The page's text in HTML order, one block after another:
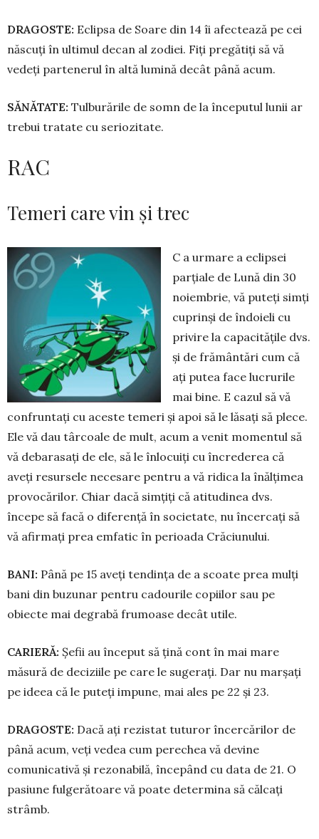
DRAGOSTE: Eclipsa de Soare din 14 îi afectează pe cei
născuți în ultimul decan al zodiei. Fiți pregătiți să vă
vedeți partenerul în altă lumină decât până acum.
SĂNĂTATE: Tulburările de somn de la în­cepu­tul lunii ar
trebui tratate cu seriozitate.
RAC
Temeri care vin și trec
C a urmare a eclipsei
parțiale de Lună din 30
noiembrie, vă puteți simți
cuprinși de îndoieli cu
privire la capacitățile dvs.
și de frământări cum că
ați putea face lucrurile
mai bine. E cazul să vă
confruntați cu aceste temeri și apoi să le lăsați să plece.
Ele vă dau târcoale de mult, acum a venit mo­men­tul să
vă debarasați de ele, să le înlocuiți cu încre­derea că
aveți resursele necesare pentru a vă ridica la înălțimea
provocărilor. Chiar dacă simțiți că atitudinea dvs.
începe să facă o diferență în societate, nu încercați să
vă afirmați prea emfatic în perioada Crăciunului.
BANI: Până pe 15 aveți tendința de a scoate prea mulți
bani din buzunar pentru cadourile co­piilor sau pe
obiecte mai degrabă frumoase decât utile.
CARIERĂ: Șefii au început să țină cont în mai mare
măsură de deciziile pe care le su­gerați. Dar nu marșați
pe ideea că le puteți impune, mai ales pe 22 și 23.
DRAGOSTE: Dacă ați re­zistat tuturor în­cercărilor de
până acum, veți vedea cum perechea vă devine
comunicativă și rezonabilă, în­cepând cu data de 21. O
pa­siune fulgerătoare vă poate determina să călcați
strâmb.